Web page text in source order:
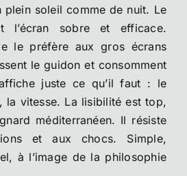
plein soleil comme de nuit. Le
l’écran sobre et efficace.
le préfère aux gros écrans
le guidon et consomment
juste ce qu’il faut : le
la vitesse. La lisibilité est top,
méditerranéen. Il résiste
et aux chocs. Simple,
à l’image de la philosophie